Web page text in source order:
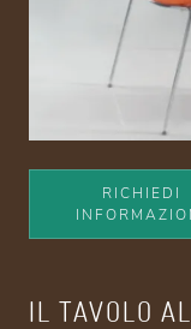
RICHIEDI
IL TAVOLO